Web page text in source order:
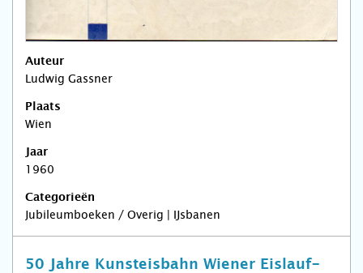
Auteur
Ludwig Gassner
Plaats
Wien
Jaar
1960
Categorieën
Jubileumboeken / Overig | IJsbanen
50 Jahre Kunsteisbahn Wiener Eislauf-